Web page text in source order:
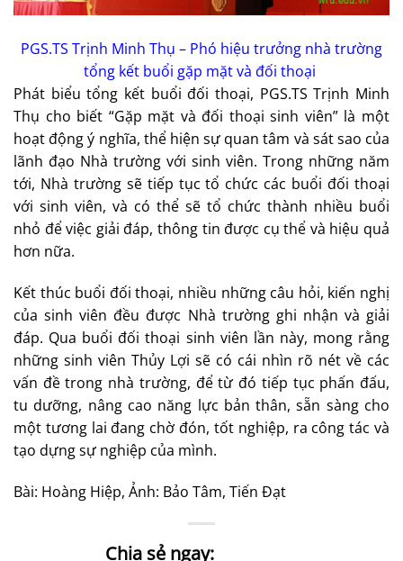
PGS.TS Trịnh Minh Thụ – Phó hiệu trưởng nhà trường
tổng kết buổi gặp mặt và đối thoại
Phát biểu tổng kết buổi đối thoại, PGS.TS Trịnh Minh
Thụ cho biết “Gặp mặt và đối thoại sinh viên” là một
hoạt động ý nghĩa, thể hiện sự quan tâm và sát sao của
lãnh đạo Nhà trường với sinh viên. Trong những năm
tới, Nhà trường sẽ tiếp tục tổ chức các buổi đối thoại
với sinh viên, và có thể sẽ tổ chức thành nhiều buổi
nhỏ để việc giải đáp, thông tin được cụ thể và hiệu quả
hơn nữa.
Kết thúc buổi đối thoại, nhiều những câu hỏi, kiến nghị
của sinh viên đều được Nhà trường ghi nhận và giải
đáp. Qua buổi đối thoại sinh viên lần này, mong rằng
những sinh viên Thủy Lợi sẽ có cái nhìn rõ nét về các
vấn đề trong nhà trường, để từ đó tiếp tục phấn đấu,
tu dưỡng, nâng cao năng lực bản thân, sẵn sàng cho
một tương lai đang chờ đón, tốt nghiệp, ra công tác và
tạo dựng sự nghiệp của mình.
Bài: Hoàng Hiệp, Ảnh: Bảo Tâm, Tiến Đạt